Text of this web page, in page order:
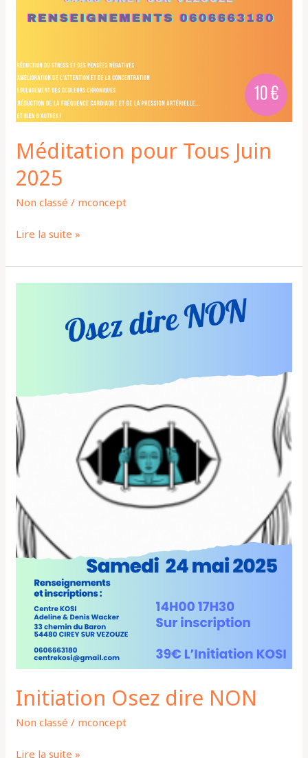
Méditation pour Tous Juin
2025
Non classé / mconcept
Lire la suite »
Initiation Osez dire NON
Non classé / mconcept
Lire la suite »